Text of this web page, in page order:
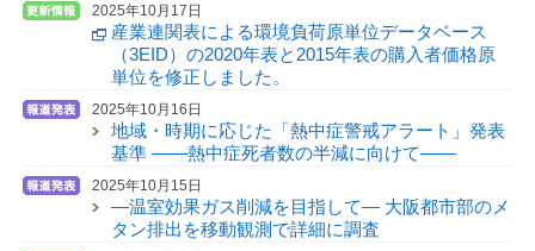
2025年10月17日
産業連関表による環境負荷原単位データベース
（3EID）の2020年表と2015年表の購入者価格原
単位を修正しました。
2025年10月16日
地域・時期に応じた「熱中症警戒アラート」発表
基準 ——熱中症死者数の半減に向けて——
2025年10月15日
—温室効果ガス削減を目指して— 大阪都市部のメ
タン排出を移動観測で詳細に調査